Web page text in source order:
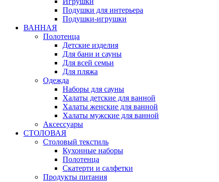
Подушки для интерьера
Подушки-игрушки
ВАННАЯ
Полотенца
Детские изделия
Для бани и сауны
Для всей семьи
Для пляжа
Одежда
Наборы для сауны
Халаты детские для ванной
Халаты женские для ванной
Халаты мужские для ванной
Аксессуары
СТОЛОВАЯ
Столовый текстиль
Кухонные наборы
Полотенца
Скатерти и салфетки
Продукты питания